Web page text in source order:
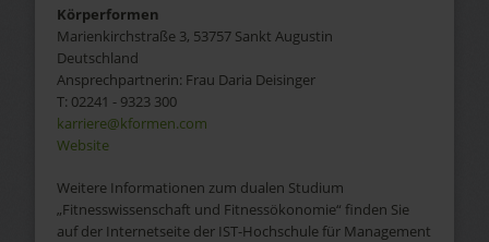
Körperformen
Marienkirchstraße 3, 53757 Sankt Augustin
Deutschland
Ansprechpartnerin: Frau Daria Deisinger
T: 02241 - 9323 300
karriere@kformen.com
Website
Weitere Informationen zum dualen Studium
„Fitnesswissenschaft und Fitnessökonomie“ finden Sie
auf der Internetseite der IST-Hochschule für Management